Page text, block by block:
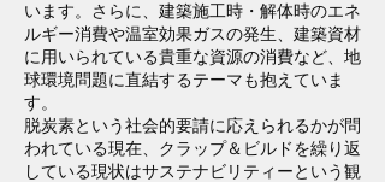
います。さらに、建築施工時・解体時のエネ
ルギー消費や温室効果ガスの発生、建築資材
に用いられている貴重な資源の消費など、地
球環境問題に直結するテーマも抱えていま
す。
脱炭素という社会的要請に応えられるかが問
われている現在、クラップ＆ビルドを繰り返
している現状はサステナビリティーという観